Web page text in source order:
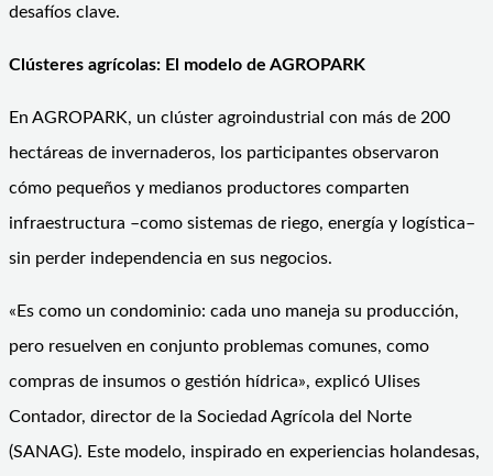
desafíos clave.
Clústeres agrícolas: El modelo de AGROPARK
En AGROPARK, un clúster agroindustrial con más de 200
hectáreas de invernaderos, los participantes observaron
cómo pequeños y medianos productores comparten
infraestructura –como sistemas de riego, energía y logística–
sin perder independencia en sus negocios.
«Es como un condominio: cada uno maneja su producción,
pero resuelven en conjunto problemas comunes, como
compras de insumos o gestión hídrica», explicó Ulises
Contador, director de la Sociedad Agrícola del Norte
(SANAG). Este modelo, inspirado en experiencias holandesas,